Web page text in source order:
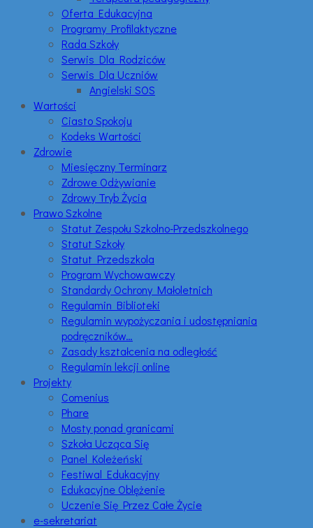
Oferta Edukacyjna
Programy Profilaktyczne
Rada Szkoły
Serwis Dla Rodziców
Serwis Dla Uczniów
Angielski SOS
Wartości
Ciasto Spokoju
Kodeks Wartości
Zdrowie
Miesięczny Terminarz
Zdrowe Odżywianie
Zdrowy Tryb Życia
Prawo Szkolne
Statut Zespołu Szkolno-Przedszkolnego
Statut Szkoły
Statut Przedszkola
Program Wychowawczy
Standardy Ochrony Małoletnich
Regulamin Biblioteki
Regulamin wypożyczania i udostępniania
podręczników…
Zasady kształcenia na odległość
Regulamin lekcji online
Projekty
Comenius
Phare
Mosty ponad granicami
Szkoła Ucząca Się
Panel Koleżeński
Festiwal Edukacyjny
Edukacyjne Oblężenie
Uczenie Się Przez Całe Życie
e-sekretariat